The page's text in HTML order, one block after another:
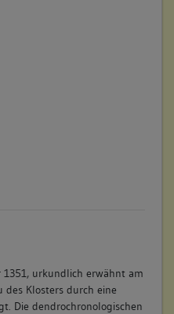
1351, urkundlich erwähnt am
des Klosters durch eine
Die dendrochronologischen